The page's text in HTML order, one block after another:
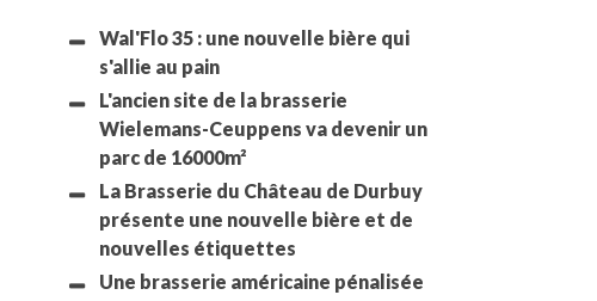
Wal'Flo 35 : une nouvelle bière qui
s'allie au pain
L'ancien site de la brasserie
Wielemans-Ceuppens va devenir un
parc de 16000m²
La Brasserie du Château de Durbuy
présente une nouvelle bière et de
nouvelles étiquettes
Une brasserie américaine pénalisée